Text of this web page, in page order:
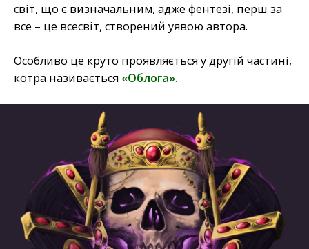
світ, що є визначальним, адже фентезі, перш за
все – це всесвіт, створений уявою автора.
Особливо це круто проявляється у другій частині,
котра називається «Облога».